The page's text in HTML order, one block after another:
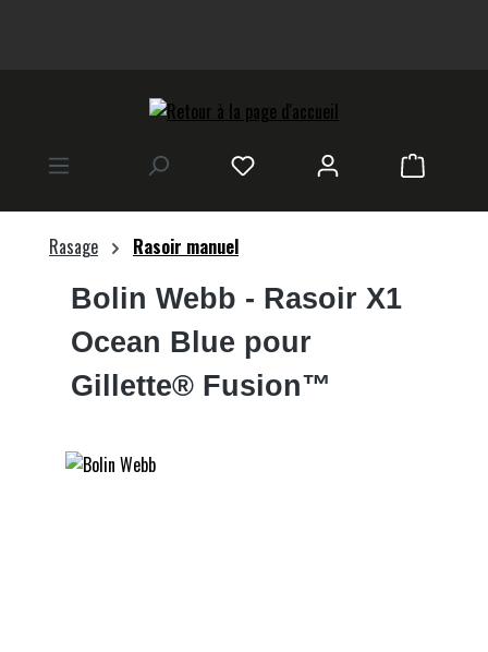
Le
Rasage Rasoir manuel
Bolin Webb - Rasoir X1
Ocean Blue pour
Gillette® Fusion™